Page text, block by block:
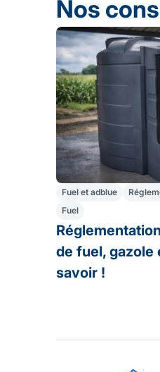
Nos
Fuel et adblue
Fuel
de fuel, gazole
savoir !